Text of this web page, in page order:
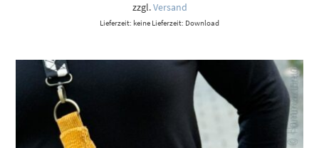
zzgl.Versand
Lieferzeit: keine Lieferzeit: Download